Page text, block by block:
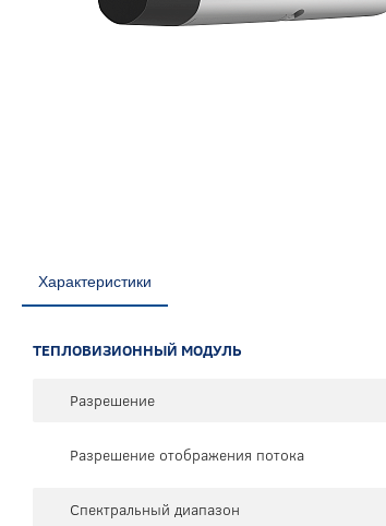
Характеристики
ТЕПЛОВИЗИОННЫЙ МОДУЛЬ
Разрешение
Разрешение отображения потока
Спектральный диапазон